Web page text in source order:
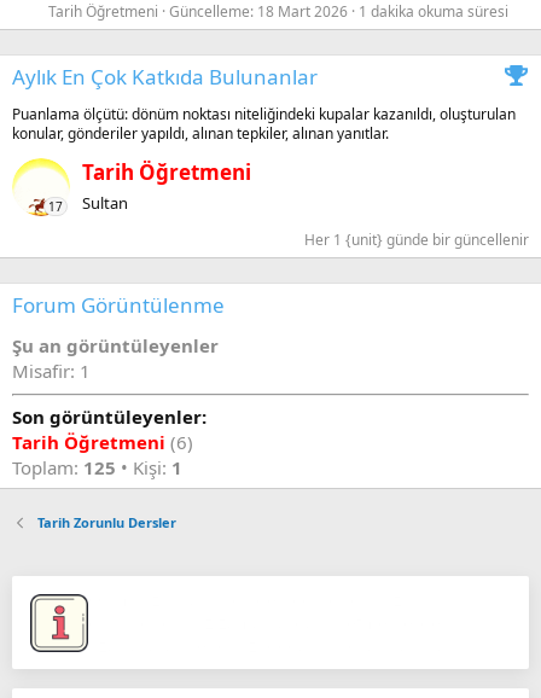
Tarih Öğretmeni Güncelleme: 18 Mart 2026 1 dakika okuma süresi
Aylık En Çok Katkıda Bulunanlar
Puanlama ölçütü: dönüm noktası niteliğindeki kupalar kazanıldı, oluşturulan
konular, gönderiler yapıldı, alınan tepkiler, alınan yanıtlar.
17
Tarih Öğretmeni
Sultan
Her 1 {unit} günde bir güncellenir
Forum Görüntülenme
Şu an görüntüleyenler
Misafir: 1
Son görüntüleyenler:
Tarih Öğretmeni (6)
Toplam: 125 • Kişi: 1
Tarih Zorunlu Dersler